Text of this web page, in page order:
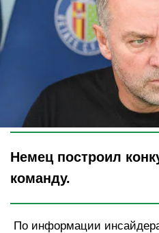
Legion-
Немец построил
команду.
По информации